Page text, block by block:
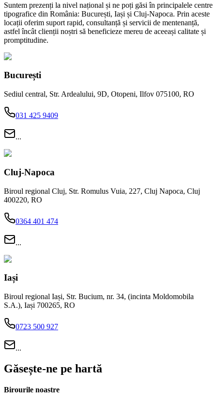
Suntem prezenți la nivel național și ne poți găsi în principalele centre
tipografice din România: București, Iași și Cluj-Napoca. Prin aceste
locații oferim suport rapid, consultanță și servicii de mentenanță,
astfel încât clienții noștri să beneficieze mereu de aceeași calitate și
promptitudine.
București
Sediul central, Str. Ardealului, 9D, Otopeni, Ilfov 075100, RO
031 425 9409
...
Cluj-Napoca
Biroul regional Cluj, Str. Romulus Vuia, 227, Cluj Napoca, Cluj
400220, RO
0364 401 474
...
Iași
Biroul regional Iași, Str. Bucium, nr. 34, (incinta Moldomobila
S.A.), Iași 700265, RO
0723 500 927
...
Găsește-ne pe hartă
Birourile noastre